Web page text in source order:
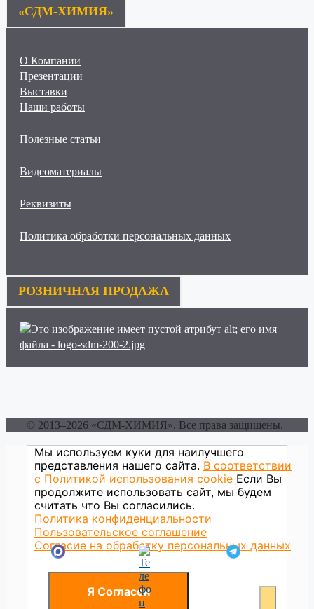
«СДМ-ХИМИЯ»
О Компании
Презентации
Выставки
Наши работы
Полезные статьи
Видеоматериалы
Реквизиты
Политика обработки персональных данных
РОЗНИЧНАЯ ПРОДАЖА
© 2013–2026 «СДМ-ХИМИЯ». Все права защищены.
Мы используем куки для наилучшего
представления нашего сайта. В соответствии
с Политикой использования сookie Если Вы
продолжите использовать сайт, мы будем
считать что Вы согласились.
Политика конфиденциальности
Пользовательское соглашение
Согласие на обработку персональных данных
Я Согласен